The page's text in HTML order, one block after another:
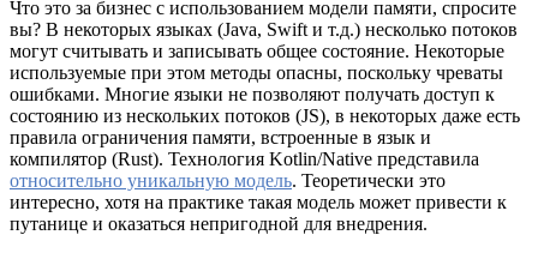
Что это за бизнес с использованием модели памяти, спросите
вы? В некоторых языках (Java, Swift и т.д.) несколько потоков
могут считывать и записывать общее состояние. Некоторые
используемые при этом методы опасны, поскольку чреваты
ошибками. Многие языки не позволяют получать доступ к
состоянию из нескольких потоков (JS), в некоторых даже есть
правила ограничения памяти, встроенные в язык и
компилятор (Rust). Технология Kotlin/Native представила
относительно уникальную модель. Теоретически это
интересно, хотя на практике такая модель может привести к
путанице и оказаться непригодной для внедрения.